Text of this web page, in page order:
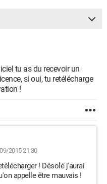
tu as du recevoir un
si oui, tu retélécharge
!
2015 21:30
! Désolé j'aurai
appelle être mauvais !